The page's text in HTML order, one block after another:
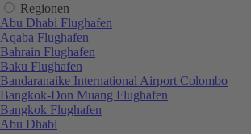
Regionen
Abu Dhabi Flughafen
Aqaba Flughafen
Bahrain Flughafen
Baku Flughafen
Bandaranaike International Airport Colombo
Bangkok-Don Muang Flughafen
Bangkok Flughafen
Abu Dhabi